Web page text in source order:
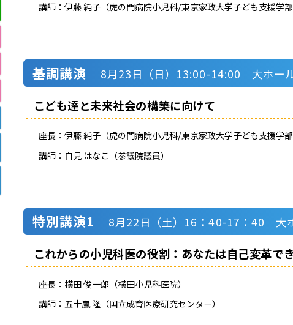
講師： 伊藤 純子（虎の門病院小児科/東京家政大学子ども支援学部
基調講演 8月23日（日）13:00-14:00 大ホー
こども達と未来社会の構築に向けて
座長： 伊藤 純子（虎の門病院小児科/東京家政大学子ども支援学
講師： 自見 はなこ（参議院議員）
特別講演1 8月22日（土）16：40-17：40 大
これからの小児科医の役割：あなたは自己変革で
座長： 横田 俊一郎（横田小児科医院）
講師： 五十嵐 隆（国立成育医療研究センター）